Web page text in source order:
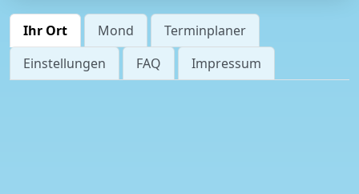
Ihr Ort Mond
Terminplaner
Einstellungen
FAQ Impressum